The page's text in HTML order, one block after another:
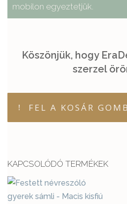
mobilon egyeztetjük.
Köszönjük, hogy
szerzel
FEL A KOSÁR
KAPCSOLÓDÓ TERMÉKEK